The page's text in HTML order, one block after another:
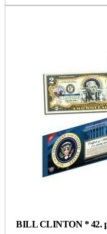
BILL CLINTON * 42.